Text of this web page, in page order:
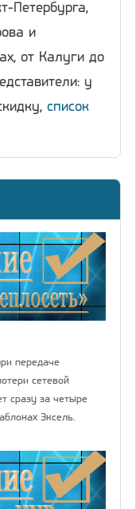
Петербурга,
и
от Калуги до
у
список
передаче
сетевой
сразу за четыре
Эксель.